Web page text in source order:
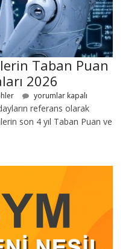
Taban Puan
2026
yorumlar kapalı
referans olarak
son 4 yıl Taban Puan ve